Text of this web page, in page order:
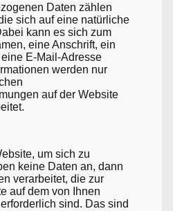
Daten zählen
sich auf eine natürliche
kann es sich zum
eine Anschrift, ein
E-Mail-Adresse
werden nur
auf der Website
um sich zu
keine Daten an, dann
verarbeitet, die zur
auf dem von Ihnen
sind. Das sind